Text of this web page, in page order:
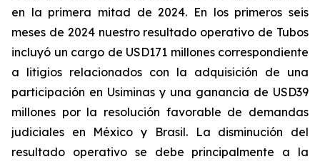
en la primera mitad de 2024. En los primeros seis
meses de 2024 nuestro resultado operativo de Tubos
incluyó un cargo de USD171 millones correspondiente
a litigios relacionados con la adquisición de una
participación en Usiminas y una ganancia de USD39
millones por la resolución favorable de demandas
judiciales en México y Brasil. La disminución del
resultado operativo se debe principalmente a la